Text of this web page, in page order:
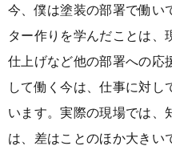
今、僕は塗装の部署で働い
ター作りを学んだことは
仕上げなど他の部署への応
して働く今は、仕事に対し
います。実際の現場では、
は、差はことのほか大きい